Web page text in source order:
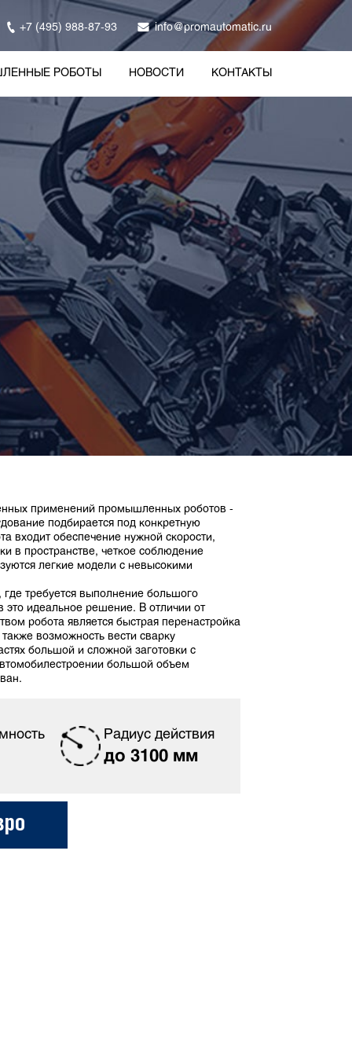
+7 (495) 988-87-93 info@promautomatic.ru
РОБОТЫ НОВОСТИ КОНТАКТЫ
применений промышленных роботов -
подбирается под конкретную
входит обеспечение нужной скорости,
в пространстве, четкое соблюдение
легкие модели с невысокими
где требуется выполнение большого
это идеальное решение. В отличии от
робота является быстрая перенастройка
возможность вести сварку
большой и сложной заготовки с
большой объем
Радиус действия
до 3100 мм